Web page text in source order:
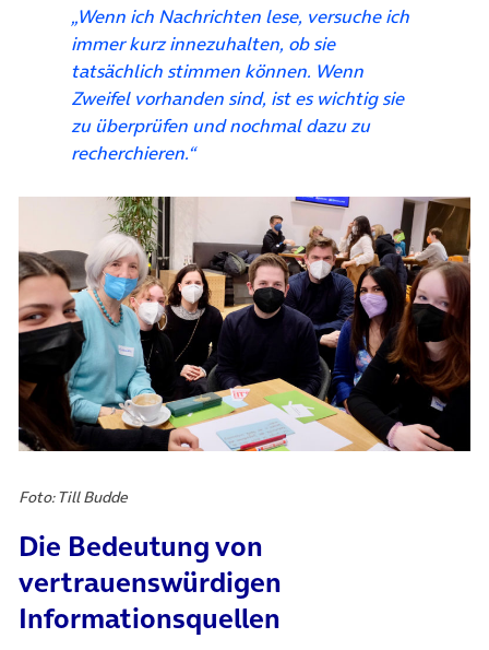
„Wenn ich Nachrichten lese, versuche ich
immer kurz innezuhalten, ob sie
tatsächlich stimmen können. Wenn
Zweifel vorhanden sind, ist es wichtig sie
zu überprüfen und nochmal dazu zu
recherchieren.“
Foto: Till Budde
Die Bedeutung von
vertrauenswürdigen
Informationsquellen